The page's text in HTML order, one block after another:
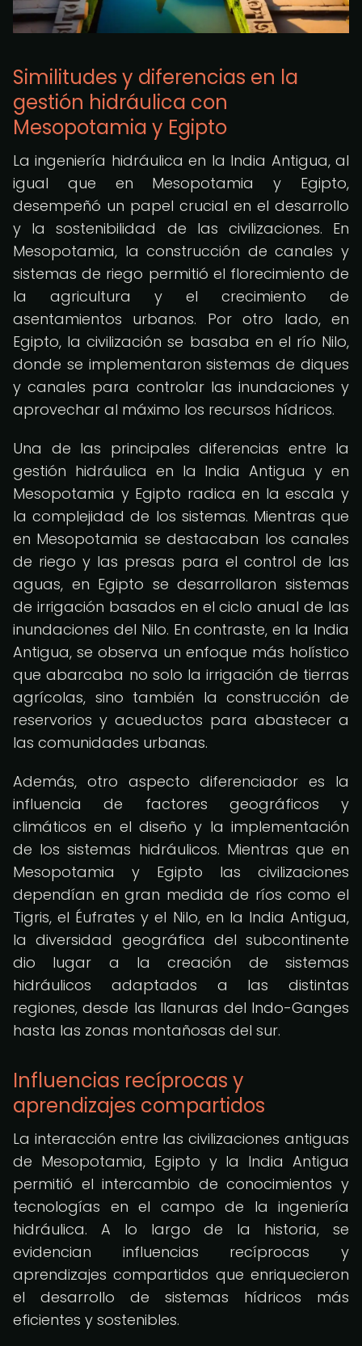
Similitudes y diferencias en la
gestión hidráulica con
Mesopotamia y Egipto
La ingeniería hidráulica en la India Antigua, al
igual que en Mesopotamia y Egipto,
desempeñó un papel crucial en el desarrollo
y la sostenibilidad de las civilizaciones. En
Mesopotamia, la construcción de canales y
sistemas de riego permitió el florecimiento de
la agricultura y el crecimiento de
asentamientos urbanos. Por otro lado, en
Egipto, la civilización se basaba en el río Nilo,
donde se implementaron sistemas de diques
y canales para controlar las inundaciones y
aprovechar al máximo los recursos hídricos.
Una de las principales diferencias entre la
gestión hidráulica en la India Antigua y en
Mesopotamia y Egipto radica en la escala y
la complejidad de los sistemas. Mientras que
en Mesopotamia se destacaban los canales
de riego y las presas para el control de las
aguas, en Egipto se desarrollaron sistemas
de irrigación basados en el ciclo anual de las
inundaciones del Nilo. En contraste, en la India
Antigua, se observa un enfoque más holístico
que abarcaba no solo la irrigación de tierras
agrícolas, sino también la construcción de
reservorios y acueductos para abastecer a
las comunidades urbanas.
Además, otro aspecto diferenciador es la
influencia de factores geográficos y
climáticos en el diseño y la implementación
de los sistemas hidráulicos. Mientras que en
Mesopotamia y Egipto las civilizaciones
dependían en gran medida de ríos como el
Tigris, el Éufrates y el Nilo, en la India Antigua,
la diversidad geográfica del subcontinente
dio lugar a la creación de sistemas
hidráulicos adaptados a las distintas
regiones, desde las llanuras del Indo-Ganges
hasta las zonas montañosas del sur.
Influencias recíprocas y
aprendizajes compartidos
La interacción entre las civilizaciones antiguas
de Mesopotamia, Egipto y la India Antigua
permitió el intercambio de conocimientos y
tecnologías en el campo de la ingeniería
hidráulica. A lo largo de la historia, se
evidencian influencias recíprocas y
aprendizajes compartidos que enriquecieron
el desarrollo de sistemas hídricos más
eficientes y sostenibles.